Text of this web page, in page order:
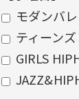
モダンバ
ティーン
GIRLS